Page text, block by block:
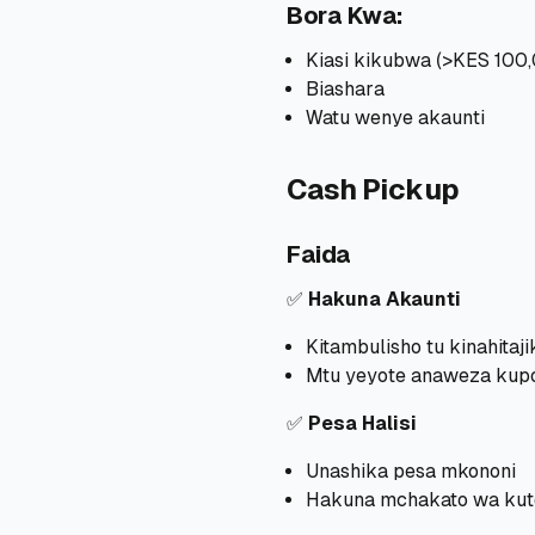
Bora Kwa:
Kiasi kikubwa (>KES
Biashara
Watu wenye akaunti
Cash Pickup
Faida
✅ Hakuna Akaunti
Kitambulisho tu
Mtu yeyote anaweza
✅ Pesa Halisi
Unashika pesa mkononi
Hakuna mchakato wa